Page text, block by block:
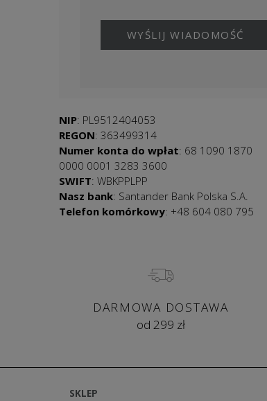
NIP: PL9512404053
REGON: 363499314
Numer konta do wpłat: 68 1090 1870
0000 0001 3283 3600
SWIFT: WBKPPLPP
Nasz bank: Santander Bank Polska S.A.
Telefon komórkowy: +48 604 080 795
DARMOWA DOSTAWA
od 299 zł
SKLEP